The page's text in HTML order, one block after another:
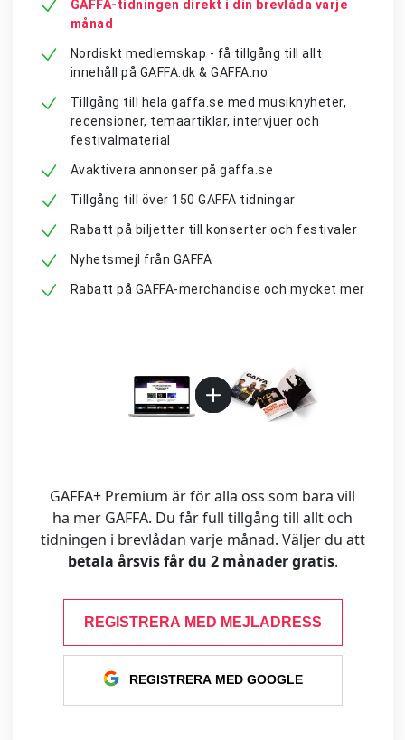
GAFFA-tidningen direkt i din brevlåda varje
månad
Nordiskt medlemskap - få tillgång till allt
innehåll på GAFFA.dk & GAFFA.no
Tillgång till hela gaffa.se med musiknyheter,
recensioner, temaartiklar, intervjuer och
festivalmaterial
Avaktivera annonser på gaffa.se
Tillgång till över 150 GAFFA tidningar
Rabatt på biljetter till konserter och festivaler
Nyhetsmejl från GAFFA
Rabatt på GAFFA-merchandise och mycket mer
GAFFA+ Premium är för alla oss som bara vill
ha mer GAFFA. Du får full tillgång till allt och
tidningen i brevlådan varje månad. Väljer du att
betala årsvis får du 2 månader gratis.
REGISTRERA MED MEJLADRESS
REGISTRERA MED GOOGLE